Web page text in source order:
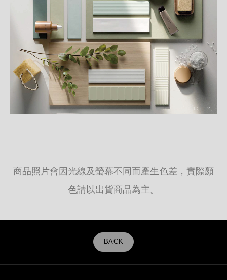
商品照片會因光線及螢幕不同而產生色差，實際顏
色請以出貨商品為主。
BACK